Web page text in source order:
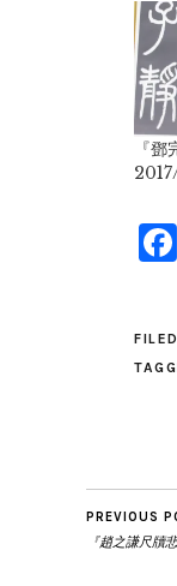
『
PREVIOUS
『趙之謙尺